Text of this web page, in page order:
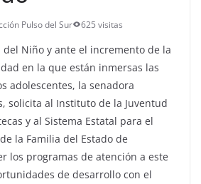
Pulso del Sur 625 visitas
del Niño y ante el incremento de la
en la que están inmersas las
adolescentes, la senadora
solicita al Instituto de la Juventud
y al Sistema Estatal para el
la Familia del Estado de
los programas de atención a este
de desarrollo con el